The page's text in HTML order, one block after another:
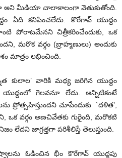
అని మీడియా చాలాకాలంగా వెతుకుతోంది.
ఏది కనిపించలేదు. కొరేగావ్ యుద్దం
చిత్రీకరించేందుకు, ఒక
మరొక వర్గం (బ్రాహ్మణులు) అందుకు
మాత్రం లభించింది.
కులాల’ వారికి మధ్య జరిగిన యుద్దం
గెలవనూ లేదు. అన్నిటికంటే
చూపేందుకు `దళిత’,
ఒక వర్గం అణచివేతకు గురైంది, మరొకటి
లేదని జాగ్రత్తగా పరిశీలిస్తే తెలుస్తుంది.
ఓడించిన భీం కొరేగావ్ యుద్దపు